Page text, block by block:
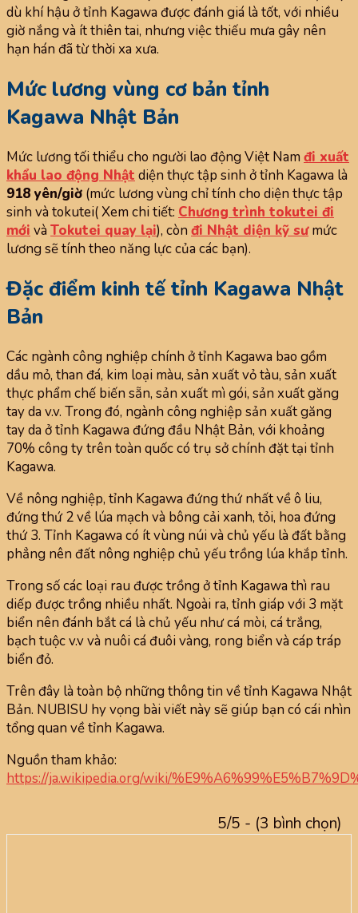
dù khí hậu ở tỉnh Kagawa được đánh giá là tốt, với nhiều
giờ nắng và ít thiên tai, nhưng việc thiếu mưa gây nên
hạn hán đã từ thời xa xưa.
Mức lương vùng cơ bản tỉnh
Kagawa Nhật Bản
Mức lương tối thiểu cho người lao động Việt Nam đi xuất
khẩu lao động Nhật diện thực tập sinh ở tỉnh Kagawa là
918 yên/giờ (mức lương vùng chỉ tính cho diện thực tập
sinh và tokutei( Xem chi tiết: Chương trình tokutei đi
mới và Tokutei quay lại), còn đi Nhật diện kỹ sưmức
lương sẽ tính theo năng lực của các bạn).
Đặc điểm kinh tế tỉnh Kagawa Nhật
Bản
Các ngành công nghiệp chính ở tỉnh Kagawa bao gồm
dầu mỏ, than đá, kim loại màu, sản xuất vỏ tàu, sản xuất
thực phẩm chế biến sẵn, sản xuất mì gói, sản xuất găng
tay da v.v. Trong đó, ngành công nghiệp sản xuất găng
tay da ở tỉnh Kagawa đứng đầu Nhật Bản, với khoảng
70% công ty trên toàn quốc có trụ sở chính đặt tại tỉnh
Kagawa.
Về nông nghiệp, tỉnh Kagawa đứng thứ nhất về ô liu,
đứng thứ 2 về lúa mạch và bông cải xanh, tỏi, hoa đứng
thứ 3. Tỉnh Kagawa có ít vùng núi và chủ yếu là đất bằng
phẳng nên đất nông nghiệp chủ yếu trồng lúa khắp tỉnh.
Trong số các loại rau được trồng ở tỉnh Kagawa thì rau
diếp được trồng nhiều nhất. Ngoài ra, tỉnh giáp với 3 mặt
biển nên đánh bắt cá là chủ yếu như cá mòi, cá trắng,
bạch tuộc v.v và nuôi cá đuôi vàng, rong biển và cáp tráp
biển đỏ.
Trên đây là toàn bộ những thông tin về tỉnh Kagawa Nhật
Bản. NUBISU hy vọng bài viết này sẽ giúp bạn có cái nhìn
tổng quan về tỉnh Kagawa.
Nguồn tham khảo:
https://ja.wikipedia.org/wiki/
5/5 - (3 bình chọn)